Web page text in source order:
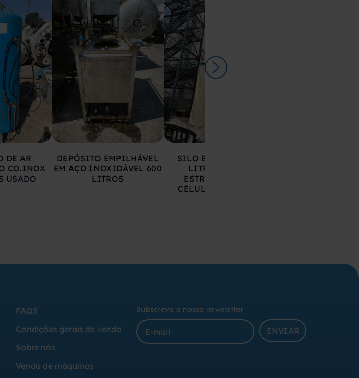
DE AR
CO.INOX
USADO
DEPÓSITO EMPILHÁVEL
EM AÇO INOXIDÁVEL 600
LITROS
SILO EM AÇO 17.000
LITROS SOBRE
ESTRUTURA COM
CÉLULAS DE CARGA
FAQS
Condições gerais de venda
Sobre nós
Venda de máquinas
Subscreva a nossa newsletter
ENVIAR